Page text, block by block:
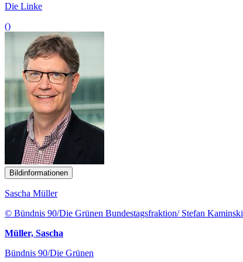
Die Linke
()
Bildinformationen
Sascha Müller
© Bündnis 90/Die Grünen Bundestagsfraktion/ Stefan Kaminski
Müller, Sascha
Bündnis 90/Die Grünen